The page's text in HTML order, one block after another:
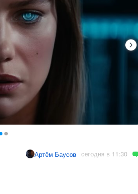
Артём Баусов сегодня в 11:30